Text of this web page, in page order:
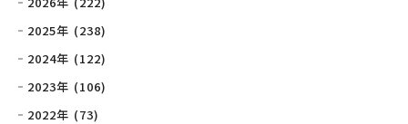
2025年 (238)
2024年 (122)
2023年 (106)
2022年 (73)